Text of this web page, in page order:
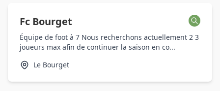
Fc Bourget
Équipe de foot à 7 Nous recherchons actuellement 2 3
joueurs max afin de continuer la saison en co...
Le Bourget